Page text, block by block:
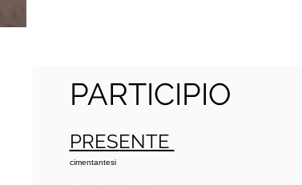
PARTICIPIO
PRESENTE
cimentantesi